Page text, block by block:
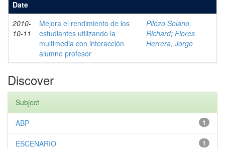
Date
2010-
10-11
Mejora el rendimiento de los
estudiantes utilizando la
multimedia con interacción
alumno profesor
Pilozo Solano,
Richard; Flores
Herrera, Jorge
Discover
Subject
1
ABP
1
ESCENARIO